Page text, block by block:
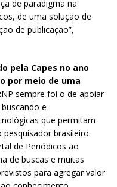
de paradigma na
de uma solução de
de publicação”,
pela Capes no ano
por meio de uma
sempre foi o de apoiar
e
que permitam
brasileiro.
de Periódicos ao
de buscas e muitas
para agregar valor